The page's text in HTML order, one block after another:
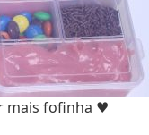
mais fofinha ♥